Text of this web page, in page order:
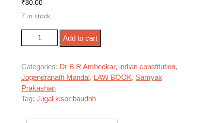
₹80.00
7 in stock
बाबासाहेब डॉ. आंबेडकर कैसे पहुंचे संविधान सभा में ? quantity
Add to cart
Categories: Dr B R Ambedkar, indian constitution,
Jogendranath Mandal, LAW BOOK, Samyak
Prakashan
Tag: Jugal kisor baudhh